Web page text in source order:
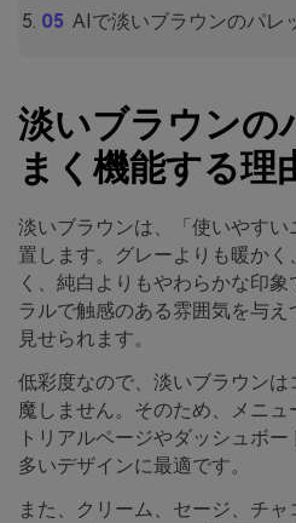
AIで淡いブラウンのパレ
淡いブラウンの
まく機能する理
淡いブラウンは、「使いやす
置します。グレーよりも暖か
く、純白よりもやわらかな印
ラルで触感のある雰囲気を与
見せられます。
低彩度なので、淡いブラウン
魔しません。そのため、メニ
トリアルページやダッシュボ
多いデザインに最適です。
また、クリーム、セージ、チャ